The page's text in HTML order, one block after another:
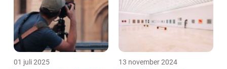
fascination i ...
01 juli 2025 13 november 2024